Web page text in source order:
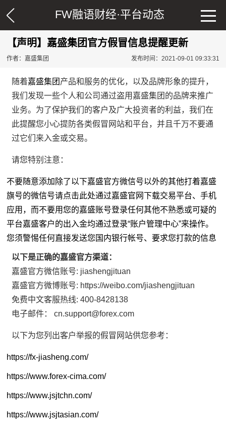
FW融语财经·平台动态
【声明】嘉盛集团官方假冒信息提醒更新
作者：嘉盛集团 发布时间：2021-09-01 09:33:31
随着嘉盛集团 产品和服务的优化，以及品牌形象的提升，
我们发现一些个人和公司通过盗用嘉盛集团的品牌来推广
业务。为了保护我们的客户及广大投资者的利益，我们在
此提醒您小心提防各类假冒网站和平台，并且千万不要通
过它们来入金或交易。
请您特别注意：
不要随意添加除了以下嘉盛官方微信号以外的其他打着嘉盛
旗号的微信号请点击此处通过嘉盛官网下载交易平台、手机
应用，而不要用您的嘉盛账号登录任何其他不熟悉或可疑的
平台嘉盛客户的出入金均通过登录“账户管理中心”来操作。
您须警惕任何直接发送您国内银行帐号、要求您打款的信息
以下是正确的嘉盛官方渠道：
嘉盛官方微信账号: jiashengjituan
嘉盛官方微博账号: https://weibo.com/jiashengjituan
免费中文客服热线: 400-8428138
电子邮件： cn.support@forex.com
以下为您列出客户举报的假冒网站供您参考：
https://fx-jiasheng.com/
https://www.forex-cima.com/
https://www.jsjtchn.com/
https://www.jsjtasian.com/